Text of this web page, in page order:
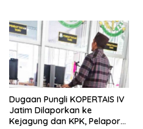
Dugaan Pungli KOPERTAIS IV
Jatim Dilaporkan ke
Kejagung dan KPK, Pelapor